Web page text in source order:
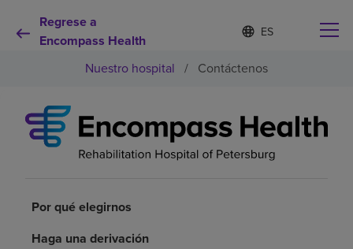
Regrese a
Encompass Health
Lista
de
contraída
d
o
s
e
e
Por qué debe elegirnos
Nuestro hospital / Contáctenos
Por qué elegirnos
Haga una derivación